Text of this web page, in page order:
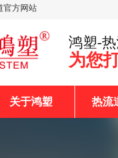
官方网站
鸿塑-
为您
关于鸿塑 热流